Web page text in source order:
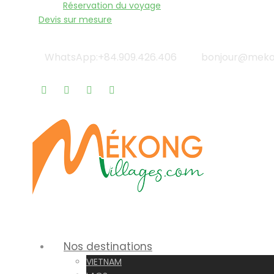
Réservation du voyage
Devis sur mesure
WhatsApp:+84.909.426.406
Nos destinations
VIETNAM